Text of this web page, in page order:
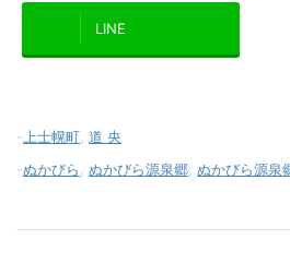
LINE
- 上士幌町 道 央
-ぬかびら ぬかびら源泉郷 ぬかびら源泉